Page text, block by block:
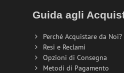
Guida agli
Perché Acquistare da Noi?
Resi e Reclami
Opzioni di Consegna
Metodi di Pagamento